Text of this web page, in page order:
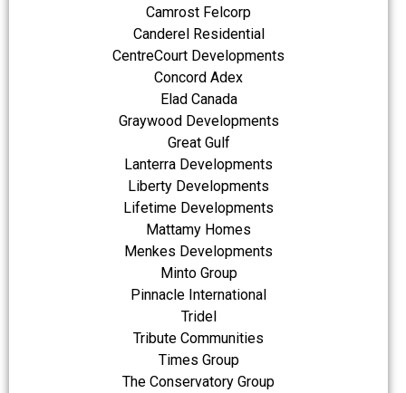
Camrost Felcorp
Canderel Residential
CentreCourt Developments
Concord Adex
Elad Canada
Graywood Developments
Great Gulf
Lanterra Developments
Liberty Developments
Lifetime Developments
Mattamy Homes
Menkes Developments
Minto Group
Pinnacle International
Tridel
Tribute Communities
Times Group
The Conservatory Group